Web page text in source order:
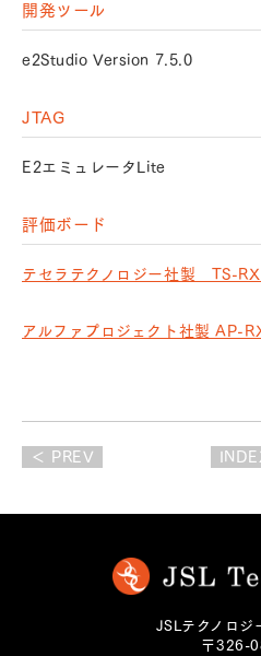
開発ツール
e2Studio Version 7.5.0
JTAG
E2エミュレータLite
評価ボード
テセラテクノロジー社製 TS-
アルファプロジェクト社製 AP-
＜ PREV
JSLテクノロジ
〒326-